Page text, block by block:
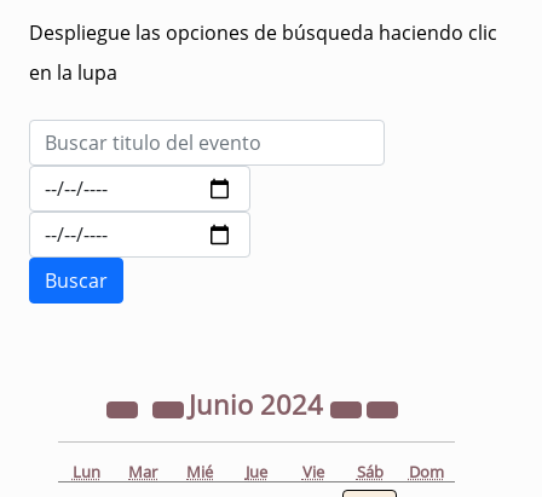
Despliegue las opciones de búsqueda haciendo clic
en la lupa
Junio 2024
Lun Mar Mié Jue Vie Sáb Dom